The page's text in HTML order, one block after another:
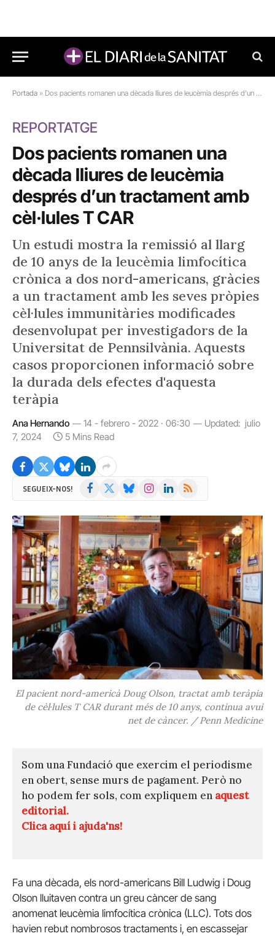
Portada » Dos pacients romanen una dècada lliures de leucèmia després d’un tractament amb cèl·lules T CAR
REPORTATGE
Dos pacients romanen una
dècada lliures de leucèmia
després d’un tractament amb
cèl·lules T CAR
Un estudi mostra la remissió al llarg
de 10 anys de la leucèmia limfocítica
crònica a dos nord-americans, gràcies
a un tractament amb les seves pròpies
cèl·lules immunitàries modificades
desenvolupat per investigadors de la
Universitat de Pennsilvània. Aquests
casos proporcionen informació sobre
la durada dels efectes d'aquesta
teràpia
Ana Hernando 14 - febrero - 2022 · 06:30 Updated: julio
7, 2024
5 Mins Read
SEGUEIX-NOS! Facebook BlueskyInstagramLinkedIn
RSS
El pacient nord-americà Doug Olson, tractat amb teràpia
de cèl·lules T CAR durant més de 10 anys, continua avui
net de càncer. / Penn Medicine
Som una Fundació que exercim el periodisme
en obert, sense murs de pagament. Però no
ho podem fer sols, com expliquem en aquest
editorial.
Clica aquí i ajuda'ns!
Fa una dècada, els nord-americans Bill Ludwig i Doug
Olson lluitaven contra un greu càncer de sang
anomenat leucèmia limfocítica crònica (LLC). Tots dos
havien rebut nombrosos tractaments i, en escassejar